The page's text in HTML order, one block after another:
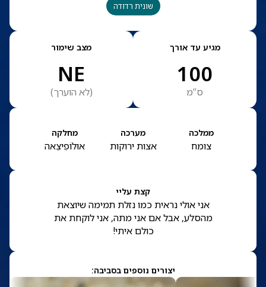
שונית רדודה
מגיע עד אורך
100
ס”מ
מצב שימור
NE
(לא הוערך)
ממלכה
צומח
מערכה
אצות ירוקות
מחלקה
אוּלוֹפִיצֵאה
קצת עליי
אני אולי נראית כמו נזלת תמימה שיוצאת
מהסלע, אבל אם אני מתה, אני לוקחת את
כולם איתי!
יצורים נוספים בסביבה: